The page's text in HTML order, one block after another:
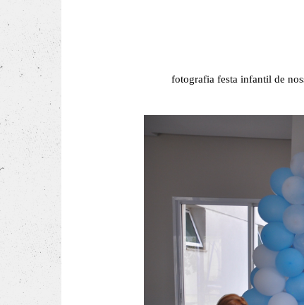
fotografia festa infantil de